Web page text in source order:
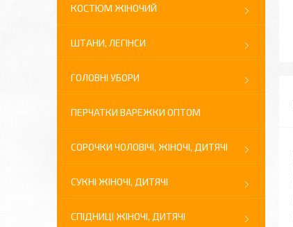
КОСТЮМ ЖІНОЧИЙ
ШТАНИ, ЛЕГІНСИ
ГОЛОВНІ УБОРИ
ПЕРЧАТКИ ВАРЕЖКИ ОПТОМ
СОРОЧКИ ЧОЛОВІЧІ, ЖІНОЧІ, ДИТЯЧІ
СУКНІ ЖІНОЧІ, ДИТЯЧІ
СПІДНИЦІ ЖІНОЧІ, ДИТЯЧІ